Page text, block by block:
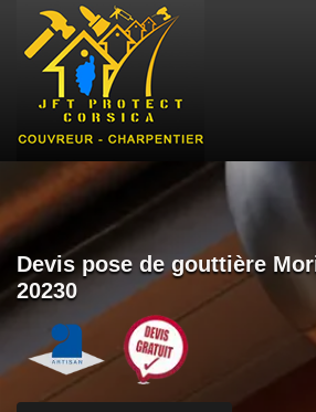
Devis pose de gouttière
20230